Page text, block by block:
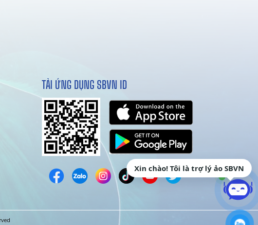
TẢI ỨNG DỤNG SBVN ID
Xin chào! Tôi là trợ lý ảo SBVN